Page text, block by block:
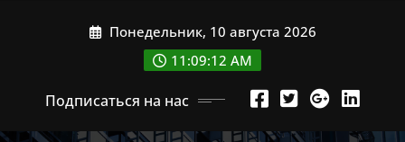
Понедельник, 10 августа 2026
11:09:15 AM
Подписаться на нас